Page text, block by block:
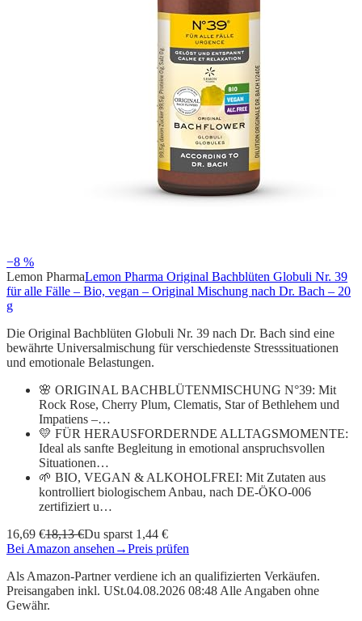
−8 %
Lemon PharmaLemon Pharma Original Bachblüten Globuli Nr. 39
für alle Fälle – Bio, vegan – Original Mischung nach Dr. Bach – 20
g
Die Original Bachblüten Globuli Nr. 39 nach Dr. Bach sind eine
bewährte Universalmischung für verschiedenste Stresssituationen
und emotionale Belastungen.
🌸 ORIGINAL BACHBLÜTENMISCHUNG N°39: Mit
Rock Rose, Cherry Plum, Clematis, Star of Bethlehem und
Impatiens –…
💛 FÜR HERAUSFORDERNDE ALLTAGSMOMENTE:
Ideal als sanfte Begleitung in emotional anspruchsvollen
Situationen…
🌱 BIO, VEGAN & ALKOHOLFREI: Mit Zutaten aus
kontrolliert biologischem Anbau, nach DE-ÖKO-006
zertifiziert u…
16,69 €18,13 €Du sparst 1,44 €
Bei Amazon ansehen →Preis prüfen
Als Amazon-Partner verdiene ich an qualifizierten Verkäufen.
Preisangaben inkl. USt.04.08.2026 08:48 Alle Angaben ohne
Gewähr.